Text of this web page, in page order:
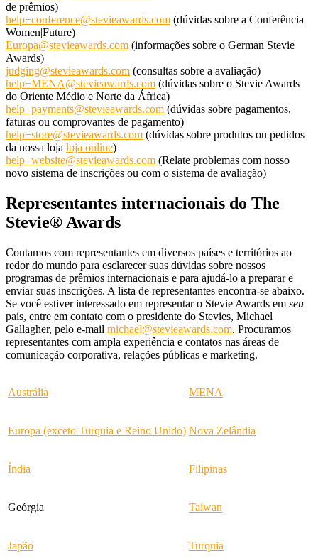
de prêmios)
help+conference@stevieawards.com (dúvidas sobre a Conferência
Women|Future)
Europa@stevieawards.com (informações sobre o German Stevie
Awards)
judging@stevieawards.com (consultas sobre a avaliação)
help+MENA@stevieawards.com (dúvidas sobre o Stevie Awards
do Oriente Médio e Norte da África)
help+payments@stevieawards.com (dúvidas sobre pagamentos,
faturas ou comprovantes de pagamento)
help+store@stevieawards.com (dúvidas sobre produtos ou pedidos
da nossa loja loja online)
help+website@stevieawards.com (Relate problemas com nosso
novo sistema de inscrições ou com o sistema de avaliação)
Representantes internacionais do The
Stevie® Awards
Contamos com representantes em diversos países e territórios ao
redor do mundo para esclarecer suas dúvidas sobre nossos
programas de prêmios internacionais e para ajudá-lo a preparar e
enviar suas inscrições. A lista de representantes encontra-se abaixo.
Se você estiver interessado em representar o Stevie Awards em seu
país, entre em contato com o presidente do Stevies, Michael
Gallagher, pelo e-mail michael@stevieawards.com. Procuramos
representantes com ampla experiência e contatos nas áreas de
comunicação corporativa, relações públicas e marketing.
Austrália MENA
Europa (exceto Turquia e Reino Unido) Nova Zelândia
Índia Filipinas
Geórgia Taiwan
Japão Turquia